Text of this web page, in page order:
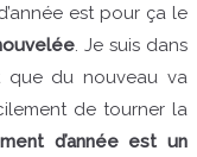
est pour ça le
. Je suis dans
que du nouveau va
de tourner la
d’année est un